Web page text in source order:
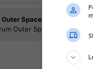
Outer Space
Outer Space e receber